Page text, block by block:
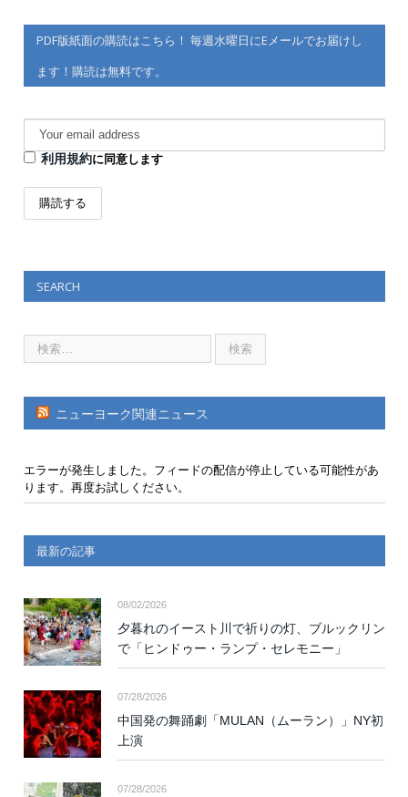
PDF版紙面の購読はこちら！ 毎週水曜日にEメールでお届けし
ます！購読は無料です。
利用規約に同意します
SEARCH
ニューヨーク関連ニュース
エラーが発生しました。フィードの配信が停止している可能性があ
ります。再度お試しください。
最新の記事
08/02/2026
夕暮れのイースト川で祈りの灯、ブルックリン
で「ヒンドゥー・ランプ・セレモニー」
07/28/2026
中国発の舞踊劇「MULAN（ムーラン）」NY初
上演
07/28/2026